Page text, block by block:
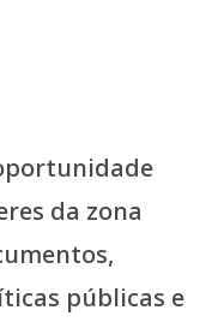
da zona
públicas e